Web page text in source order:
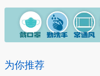
为你推荐